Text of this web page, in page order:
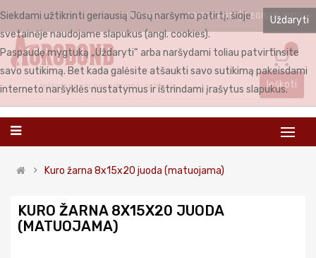
LIETUVIŲ PRISIJUNGTI REGISTRUOTIS
0
Ieškoti
Kuro žarna 8x15x20 juoda (matuojama)
KURO ŽARNA 8X15X20 JUODA
(MATUOJAMA)
Uždaryti
Siekdami užtikrinti geriausią Jūsų naršymo patirtį, šioje
svetainėje naudojame slapukus (angl. cookies).
Paspaudę mygtuką „Uždaryti“ arba naršydami toliau patvirtinsite
savo sutikimą. Bet kada galėsite atšaukti savo sutikimą pakeisdami
interneto naršyklės nustatymus ir ištrindami įrašytus slapukus.